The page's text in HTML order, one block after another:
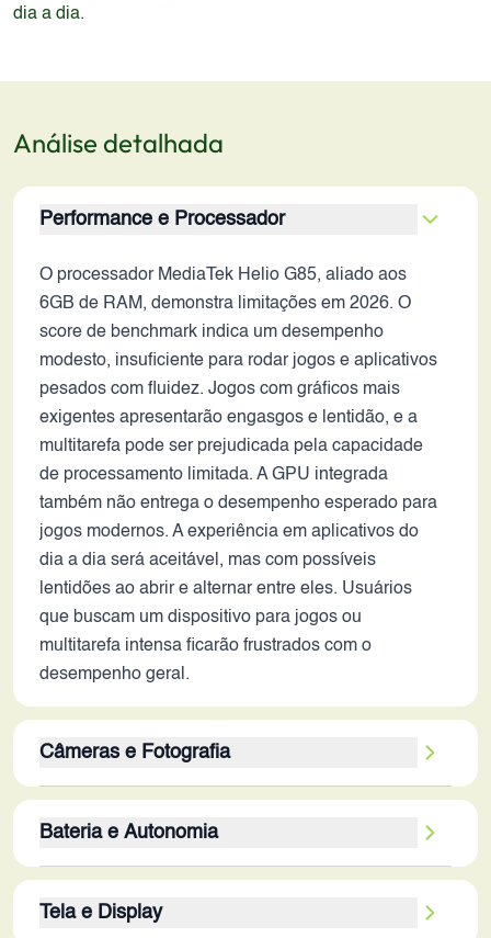
dia a dia.
Análise detalhada
Performance e Processador
O processador MediaTek Helio G85, aliado aos
6GB de RAM, demonstra limitações em 2026. O
score de benchmark indica um desempenho
modesto, insuficiente para rodar jogos e aplicativos
pesados com fluidez. Jogos com gráficos mais
exigentes apresentarão engasgos e lentidão, e a
multitarefa pode ser prejudicada pela capacidade
de processamento limitada. A GPU integrada
também não entrega o desempenho esperado para
jogos modernos. A experiência em aplicativos do
dia a dia será aceitável, mas com possíveis
lentidões ao abrir e alternar entre eles. Usuários
que buscam um dispositivo para jogos ou
multitarefa intensa ficarão frustrados com o
desempenho geral.
Câmeras e Fotografia
boa qualidade em condições de luz favoráveis. A
ausência de estabilização óptica de imagem (OIS)
movimento. A câmera secundária de 2MP
Bateria e Autonomia
oferecendo boa autonomia para uso moderado. A
Tela e Display